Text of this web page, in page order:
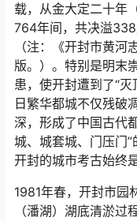
载，从金大定二十年
764年间，共决溢
（注：《开封市黄
版。）。特别是明末
患，使开封遭到了“
日繁华都城不仅残破
深，形成了中国古代
城、城套城、门压门”
开封的城市考古始终
1981年春，开封市园
（潘湖）湖底清淤